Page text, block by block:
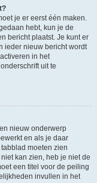
je er eerst één maken.
hebt, kun je de
bericht plaatst. Je kunt er
ieder nieuw bericht wordt
in het
uit te
nieuw onderwerp
en als je daar
moeten zien
kan zien, heb je niet de
een titel voor de peiling
invullen in het